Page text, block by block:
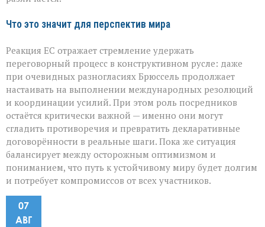
Что это значит для перспектив мира
Реакция ЕС отражает стремление удержать
переговорный процесс в конструктивном русле: даже
при очевидных разногласиях Брюссель продолжает
настаивать на выполнении международных резолюций
и координации усилий. При этом роль посредников
остаётся критически важной — именно они могут
сгладить противоречия и превратить декларативные
договорённости в реальные шаги. Пока же ситуация
балансирует между осторожным оптимизмом и
пониманием, что путь к устойчивому миру будет долгим
и потребует компромиссов от всех участников.
07
АВГ